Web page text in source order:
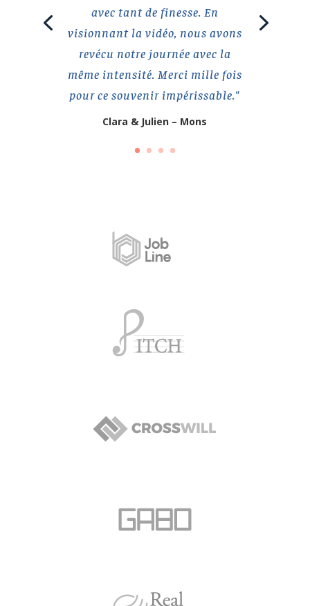
avec tant de finesse. En
visionnant la vidéo, nous avons
revécu notre journée avec la
même intensité. Merci mille fois
pour ce souvenir impérissable."
Clara & Julien – Mons